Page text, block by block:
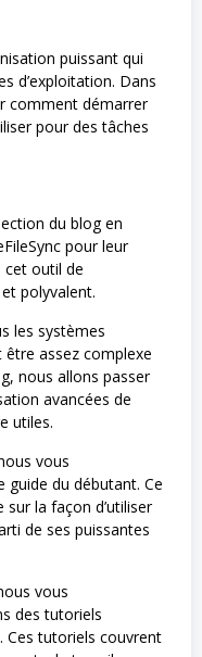
puissant qui
d’exploitation. Dans
comment démarrer
pour des tâches
du blog en
pour leur
cet outil de
polyvalent.
les systèmes
assez complexe
nous allons passer
avancées de
utiles.
vous
guide du débutant. Ce
la façon d’utiliser
de ses puissantes
vous
des tutoriels
Ces tutoriels couvrent